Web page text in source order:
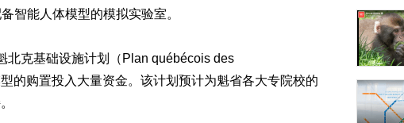
智能人体模型的模拟实验室。
北克基础设施计划（Plan québécois des
的购置投入大量资金。该计划预计为魁省各大专院校的